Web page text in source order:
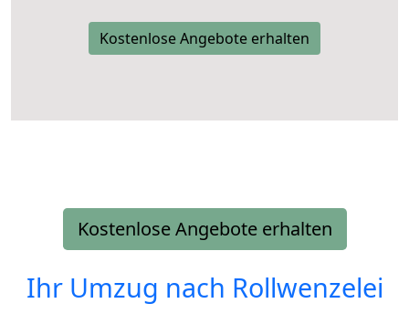
Kostenlose Angebote erhalten
Kostenlose Angebote erhalten
Ihr Umzug nach Rollwenzelei